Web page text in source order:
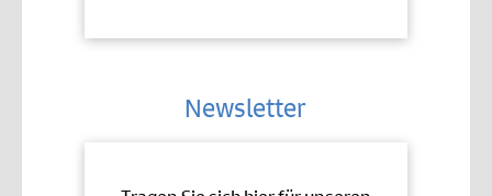
Newsletter